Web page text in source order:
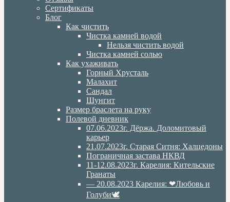
Сертификаты
Блог
Как чистить
Чистка камней водой
Нельзя чистить водой
Чистка камней солью
Как ухаживать
Горный Хрусталь
Малахит
Сандал
Шунгит
Размер браслета на руку
Полевой дневник
07.06.2023г. Дёржа. Доломитовый
карьер
21.07.2023г. Старая Ситня: Халцедоны
Пограничная застава НКВД
11-12.08.2023г. Карелия: Кительские
Гранаты
— 20.08.2023 Карелия: ❤Любовь и
Голуби🕊